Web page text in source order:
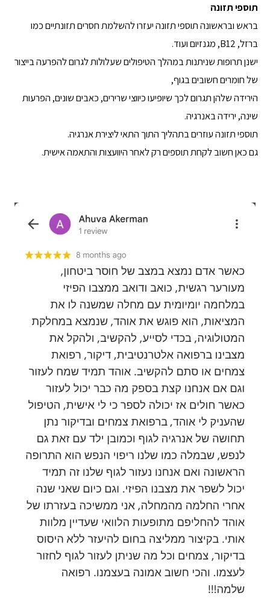
תוספי תזונה
בראש ובראשונה תוספי תזונה יעזרו להשלמת חסרים תזונתיים כמו
ברזל, B12, מגנזיום ועוד.
ישנן תרופות שניתנות במהלך הטיפולים שעלולות לגרום להפרעה בייצור
של חומרים חשובים בגוף,
הירידה שלהן תגרום לכך שיופיעו כיווצי שרירים, כאבים שונים, הפרעות
שינה, ירידה באנרגיה.
תוספי תזונה עוזרים בתהליך התוך התאי ליצירת אנרגיה.
גם כאן חשוב לקחת תוספים רק לאחר היוועצות והתאמה אישית.